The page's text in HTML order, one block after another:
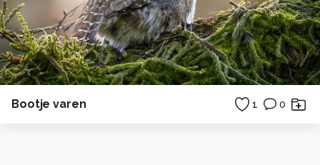
Bootje varen 1 0